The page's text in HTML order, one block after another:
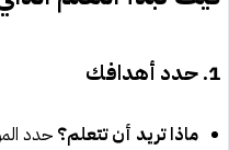
1. حدد أهدافك
ماذا تريد أن تتعلم؟ حدد